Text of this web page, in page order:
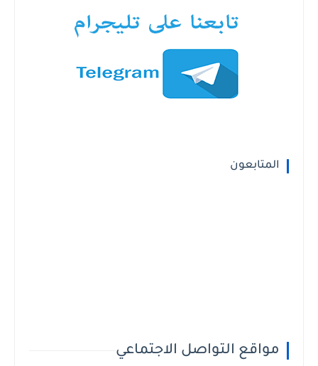
المتابعون
مواقع التواصل الاجتماعي